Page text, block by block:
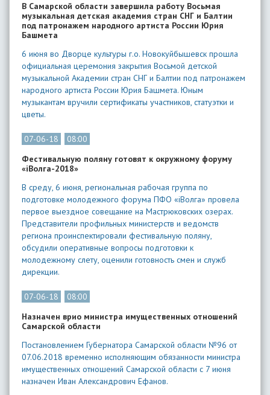
В Самарской области завершила работу Восьмая
музыкальная детская академия стран СНГ и Балтии
под патронажем народного артиста России Юрия
Башмета
6 июня во Дворце культуры г.о. Новокуйбышевск прошла
официальная церемония закрытия Восьмой детской
музыкальной Академии стран СНГ и Балтии под патронажем
народного артиста России Юрия Башмета. Юным
музыкантам вручили сертификаты участников, статуэтки и
цветы.
07-06-18
08:00
Фестивальную поляну готовят к окружному форуму
«iВолга-2018»
В среду, 6 июня, региональная рабочая группа по
подготовке молодежного форума ПФО «iВолга» провела
первое выездное совещание на Мастрюковских озерах.
Представители профильных министерств и ведомств
региона проинспектировали фестивальную поляну,
обсудили оперативные вопросы подготовки к
молодежному слету, оценили готовность смен и служб
дирекции.
07-06-18
08:00
Назначен врио министра имущественных отношений
Самарской области
Постановлением Губернатора Самарской области №96 от
07.06.2018 временно исполняющим обязанности министра
имущественных отношений Самарской области с 7 июня
назначен Иван Александрович Ефанов.